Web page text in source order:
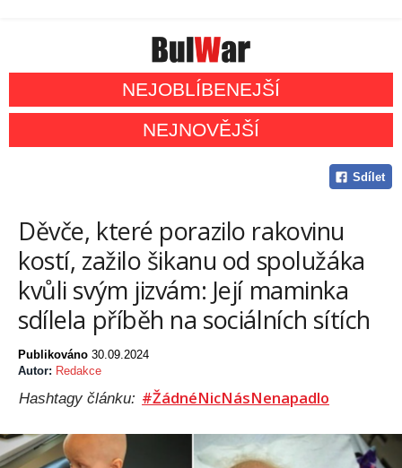
NEJOBLÍBENEJŠÍ
NEJNOVĚJŠÍ
Sdílet
Děvče, které porazilo rakovinu
kostí, zažilo šikanu od spolužáka
kvůli svým jizvám: Její maminka
sdílela příběh na sociálních sítích
Publikováno 30.09.2024
Autor: Redakce
Hashtagy článku: #ŽádnéNicNásNenapadlo